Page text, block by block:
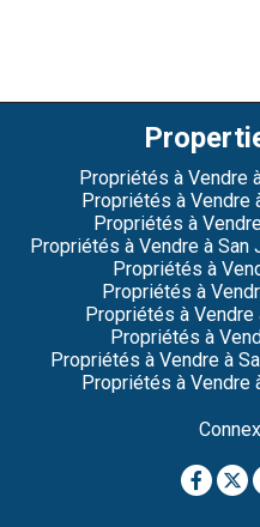
Propriétés à Vendre
Propriétés à Vendre
Propriétés à
Propriétés à Vendre à San
Propriétés à
Propriétés à
Propriétés à Vendre
Propriétés à
Propriétés à Vendre à
Propriétés à Vendre